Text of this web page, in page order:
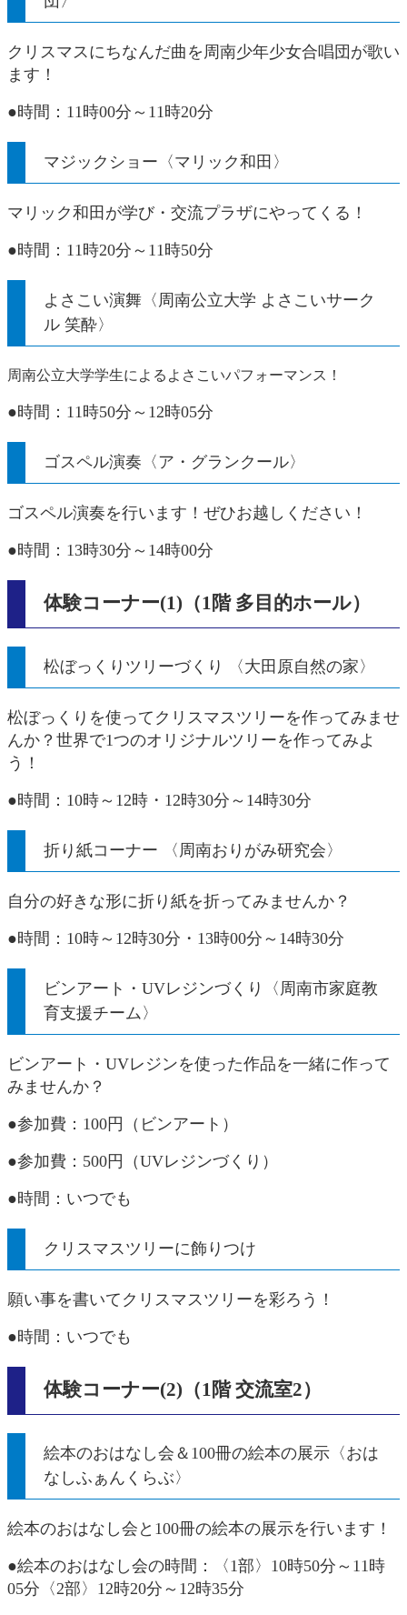
クリスマスにちなんだ曲を周南少年少女合唱団が歌い
ます！
●時間：11時00分～11時20分
マジックショー〈マリック和田〉
マリック和田が学び・交流プラザにやってくる！
●時間：11時20分～11時50分​
よさこい演舞〈周南公立大学 よさこいサーク
ル 笑酔〉
周南公立大学学生によるよさこいパフォーマンス！
●時間：11時50分～12時05分
ゴスペル演奏〈ア・グランクール〉
ゴスペル演奏を行います！ぜひお越しください！
●時間：13時30分～14時00分
体験コーナー(1)（1階 多目的ホール）
松ぼっくりツリーづくり 〈大田原自然の家〉
松ぼっくりを使ってクリスマスツリーを作ってみませ
んか？世界で1つのオリジナルツリーを作ってみよ
う！
●時間：10時～12時・12時30分～14時30分​
折り紙コーナー 〈周南おりがみ研究会〉
自分の好きな形に折り紙を折ってみませんか？
●時間：10時～12時30分・13時00分～14時30分​​
ビンアート・UVレジンづくり〈周南市家庭教
育支援チーム〉
ビンアート・UVレジンを使った作品を一緒に作って
みませんか？
●参加費：100円（ビンアート）
●参加費​：500円（UVレジンづくり）
●時間：いつでも​
クリスマスツリーに飾りつけ
願い事を書いてクリスマスツリーを彩ろう！
●時間：いつでも
体験コーナー(2)（1階 交流室2）
絵本のおはなし会＆100冊の絵本の展示〈おは
なしふぁんくらぶ〉
絵本のおはなし会と100冊の絵本の展示を​行います！
●絵本のおはなし会の時間：〈1部〉10時50分～11時
05分〈2部〉12時20分～12時35分